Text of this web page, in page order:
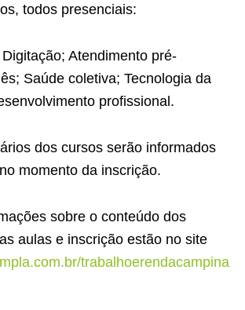
todos presenciais:
Atendimento pré-
Saúde coletiva; Tecnologia da
profissional.
dos cursos serão informados
momento da inscrição.
sobre o conteúdo dos
aulas e inscrição estão no site
trabalhoerendacampina